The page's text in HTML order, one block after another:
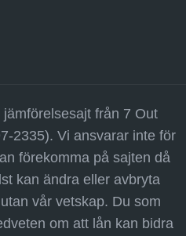
från 7 Out
2335). Vi ansvarar inte för
förekomma på sajten då
kan ändra eller avbryta
vår vetskap. Du som
om att lån kan bidra